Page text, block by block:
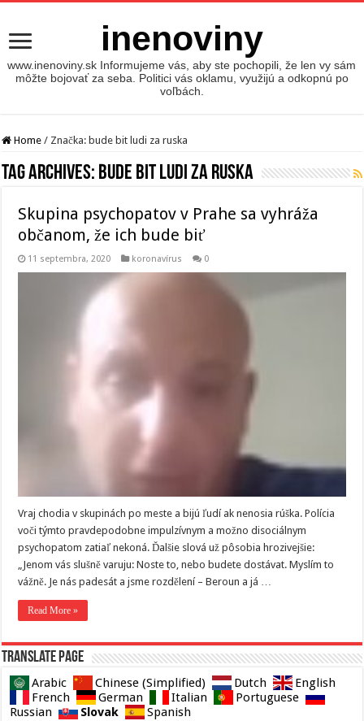
inenoviny
www.inenoviny.sk Informujeme vás, aby ste pochopili, že len vy sám
môžte bojovať za seba. Politici vás oklamu, využijú a odkopnú po
voľbách.
Home / Značka: bude bit ludi za ruska
Tag Archives: bude bit ludi za ruska
Skupina psychopatov v Prahe sa vyhráža
občanom, že ich bude biť
11 septembra, 2020 koronavírus 0
Vraj chodia v skupinách po meste a bijú ľudí ak nenosia rúška. Polícia
voči týmto pravdepodobne impulzívnym a možno disociálnym
psychopatom zatiaľ nekoná. Ďalšie slová už pôsobia hrozivejšie:
„Jenom vás slušně varuju: Noste to, nebo budete dostávat. Myslím to
vážně. Je nás padesát a jsme rozdělení – Beroun a já …
Read More »
Translate page
Arabic Chinese (Simplified) Dutch
English
French
German Italian
Portuguese
Russian
Slovak Spanish